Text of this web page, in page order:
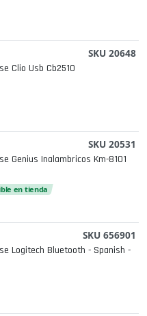
SKU 20648
Kit De Teclado Y Mouse Clio Usb Cb2510
SKU 20531
Genius Inalambricos Km-8101
en tienda
SKU 656901
Logitech Bluetooth - Spanish -